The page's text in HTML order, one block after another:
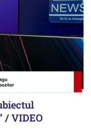
/ VIDEO